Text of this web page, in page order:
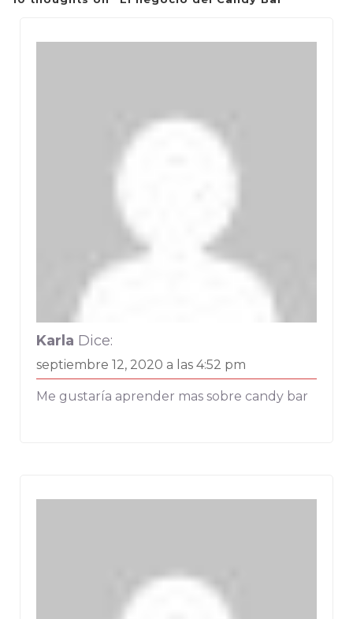
Karla Dice:
septiembre 12, 2020 a las 4:52 pm
Me gustaría aprender mas sobre candy bar